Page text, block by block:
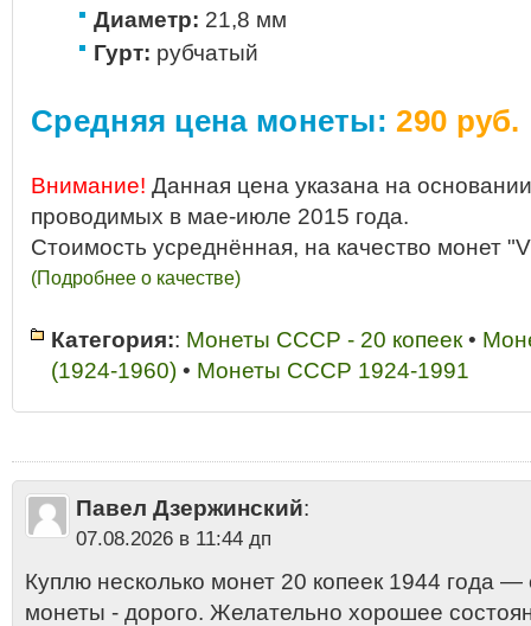
Диаметр: 21,8 мм
Гурт: рубчатый
Средняя цена монеты:290 руб.
Внимание! Данная цена указана на
проводимых в мае-июле 2015 года.
Стоимость усреднённая, на качество монет
(Подробнее о качестве)
Категория:: Монеты СССР - 20 копеек •
(1924-1960) • Монеты СССР 1924-1991
цена•20 копеек 1944 цена 2013•20 копеек 1944 цена стоимость 2013
Павел Дзержинский:
07.08.2026 в 11:44 дп
Куплю несколько монет 20 копеек 1944 года —
монеты - дорого. Желательно хорошее